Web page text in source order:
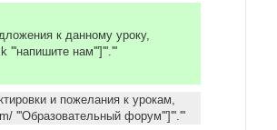
к данному уроку,
'''напишите нам''']'''.'''
и пожелания к урокам,
'''Образовательный форум''']'''.'''